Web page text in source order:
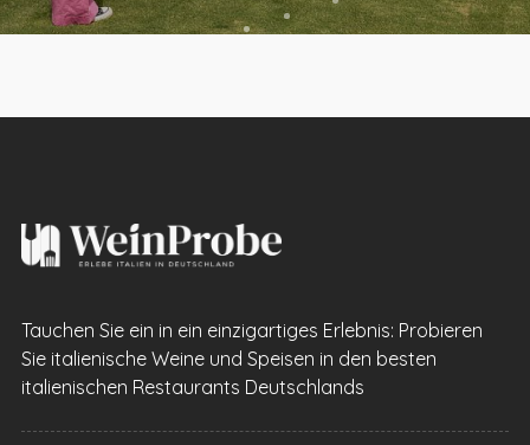
Tauchen Sie ein in ein einzigartiges Erlebnis: Probieren
Sie italienische Weine und Speisen in den besten
italienischen Restaurants Deutschlands